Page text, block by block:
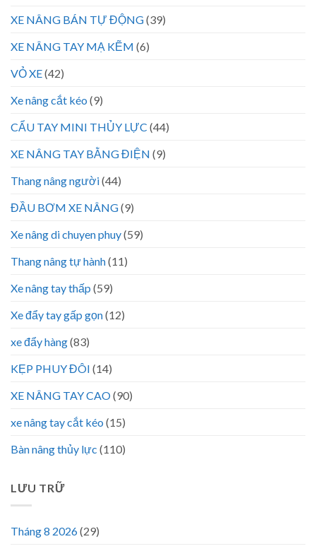
XE NÂNG BÁN TỰ ĐỘNG(39)
XE NÂNG TAY MẠ KẼM (6)
VỎ XE(42)
Xe nâng cắt kéo (9)
CẨU TAY MINI THỦY LỰC (44)
XE NÂNG TAY BẰNG ĐIỆN (9)
Thang nâng người(44)
ĐẦU BƠM XE NÂNG(9)
Xe nâng di chuyen phuy(59)
Thang nâng tự hành(11)
Xe nâng tay thấp (59)
Xe đẩy tay gấp gọn(12)
xe đẩy hàng(83)
KẸP PHUY ĐÔI (14)
XE NÂNG TAY CAO(90)
xe nâng tay cắt kéo (15)
Bàn nâng thủy lực (110)
LƯU TRỮ
Tháng 8 2026(29)